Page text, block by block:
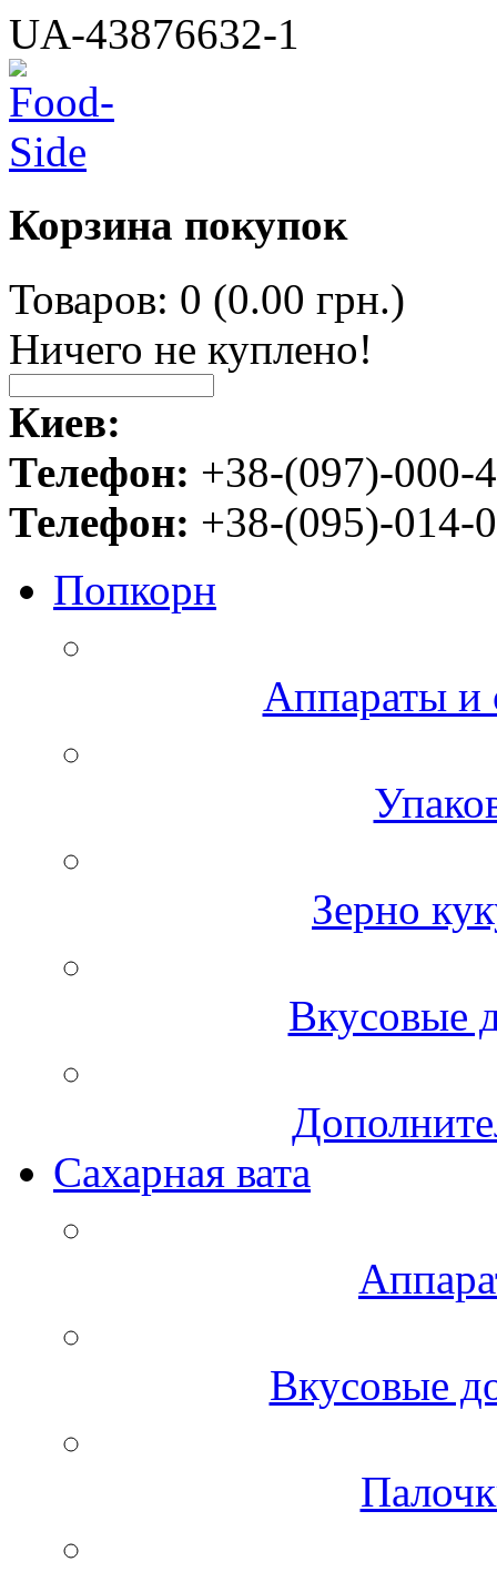
UA-43876632-1
Корзина покупок
Товаров: 0 (0.00 грн.)
Ничего не куплено!
Киев:
Телефон: +38-(097)-000-
Телефон: +38-(095)-014-
Попкорн
Аппараты и
Зерно
Вкусовые
Сахарная вата
Вкусовые